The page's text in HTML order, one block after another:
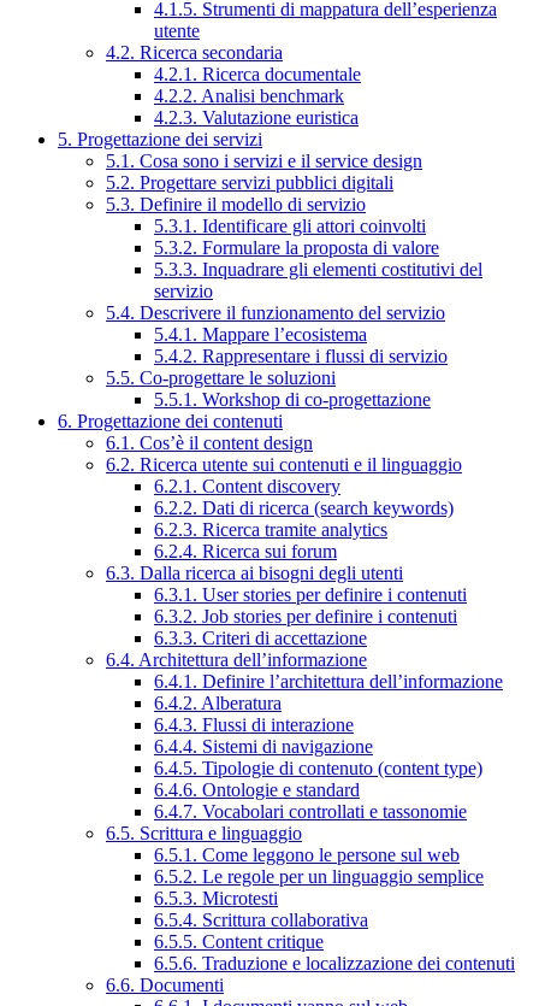
4.1.5. Strumenti di mappatura dell’esperienza
utente
4.2. Ricerca secondaria
4.2.1. Ricerca documentale
4.2.2. Analisi benchmark
4.2.3. Valutazione euristica
5. Progettazione dei servizi
5.1. Cosa sono i servizi e il service design
5.2. Progettare servizi pubblici digitali
5.3. Definire il modello di servizio
5.3.1. Identificare gli attori coinvolti
5.3.2. Formulare la proposta di valore
5.3.3. Inquadrare gli elementi costitutivi del
servizio
5.4. Descrivere il funzionamento del servizio
5.4.1. Mappare l’ecosistema
5.4.2. Rappresentare i flussi di servizio
5.5. Co-progettare le soluzioni
5.5.1. Workshop di co-progettazione
6. Progettazione dei contenuti
6.1. Cos’è il content design
6.2. Ricerca utente sui contenuti e il linguaggio
6.2.1. Content discovery
6.2.2. Dati di ricerca (search keywords)
6.2.3. Ricerca tramite analytics
6.2.4. Ricerca sui forum
6.3. Dalla ricerca ai bisogni degli utenti
6.3.1. User stories per definire i contenuti
6.3.2. Job stories per definire i contenuti
6.3.3. Criteri di accettazione
6.4. Architettura dell’informazione
6.4.1. Definire l’architettura dell’informazione
6.4.2. Alberatura
6.4.3. Flussi di interazione
6.4.4. Sistemi di navigazione
6.4.5. Tipologie di contenuto (content type)
6.4.6. Ontologie e standard
6.4.7. Vocabolari controllati e tassonomie
6.5. Scrittura e linguaggio
6.5.1. Come leggono le persone sul web
6.5.2. Le regole per un linguaggio semplice
6.5.3. Microtesti
6.5.4. Scrittura collaborativa
6.5.5. Content critique
6.5.6. Traduzione e localizzazione dei contenuti
6.6. Documenti